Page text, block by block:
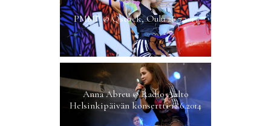
PMMP @ Qstock, Oulu 26.7.2013
Anna Abreu @ Radio Aalto
Helsinkipäivän konsertti 12.6.2014